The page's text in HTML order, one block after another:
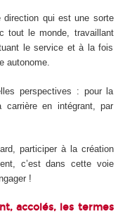
direction qui est une sorte
tout le monde, travaillant
le service et à la fois
autonome.
perspectives : pour la
carrière en intégrant, par
participer à la création
c’est dans cette voie
!
accolés, les termes